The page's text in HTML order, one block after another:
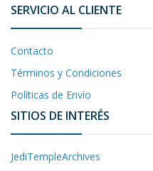
SERVICIO AL CLIENTE
Contacto
Términos y Condiciones
Políticas de Envío
SITIOS DE INTERÉS
JediTempleArchives